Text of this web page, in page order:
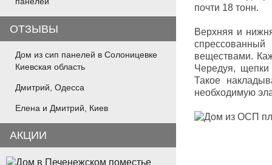
ОТЗЫВЫ
Дом из сип панелей в Солоницевке
Киевская область
Дмитрий, Одесса
Елена и Дмитрий, Киев
АКЦИИ
почти 18 тонн.
Верхняя и
веществами.
Чередуя,
Такое
необходимую